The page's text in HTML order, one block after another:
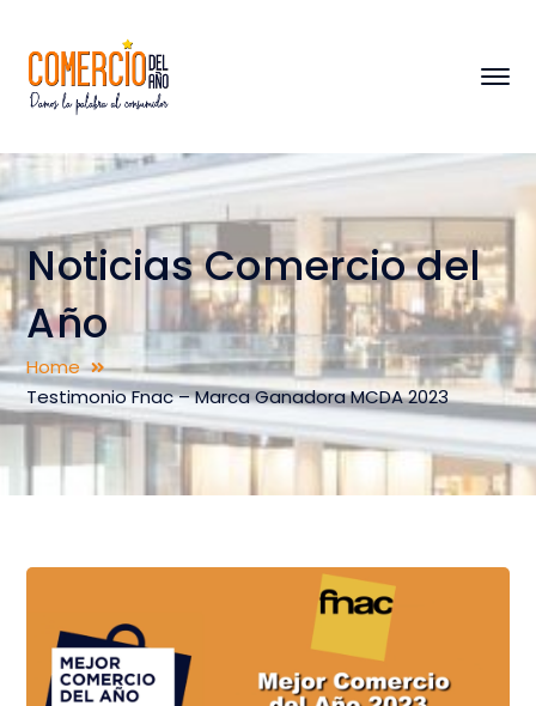
Noticias Comercio del
Año
Home
Testimonio Fnac – Marca Ganadora MCDA 2023